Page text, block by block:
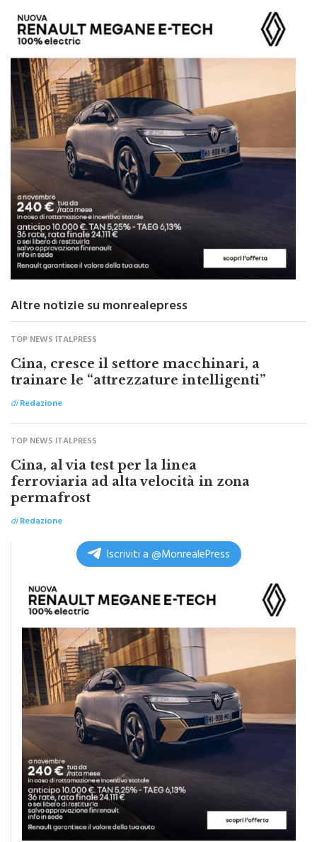
Altre notizie su monrealepress
TOP NEWS ITALPRESS
Cina, cresce il settore macchinari, a
trainare le “attrezzature intelligenti”
diRedazione
TOP NEWS ITALPRESS
Cina, al via test per la linea
ferroviaria ad alta velocità in zona
permafrost
di